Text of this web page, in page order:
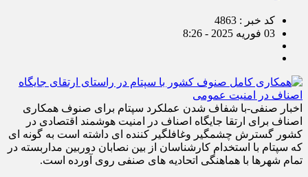
کد خبر : 4863
03 فوریه 2025 - 8:26
اخبار صنفی-با شفاف شدن عملکرد سپتام برای صنوف همکاری
اصناف برای ارتقا جایگاه اصناف در امنیت هوشمند اقتصادی در
کشور گسترش چشمگیر وغافلگیر کننده ای داشته است به گونه ای
که سپتام با استخدام کارشناسان از بین نصابان دوربین مداربسته در
تمام شهرها با هماهنگی اتحادیه های صنفی روی آورده است.